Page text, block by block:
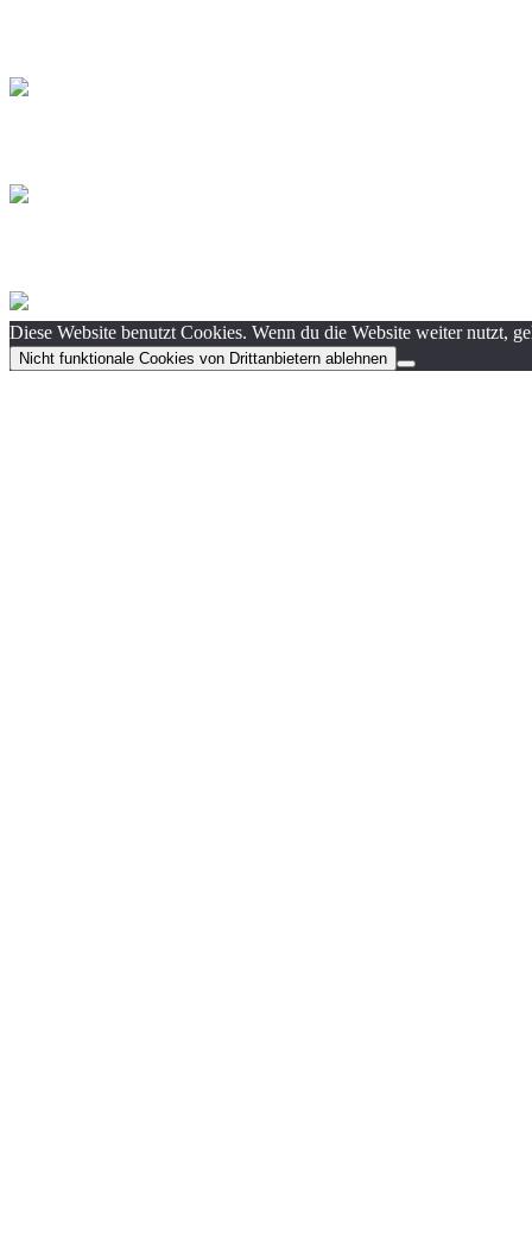
Diese Website benutzt Cookies. Wenn du die Website weiter nutzt,
Nicht funktionale Cookies von Drittanbietern ablehnen